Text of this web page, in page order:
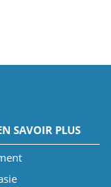
SAVOIR PLUS